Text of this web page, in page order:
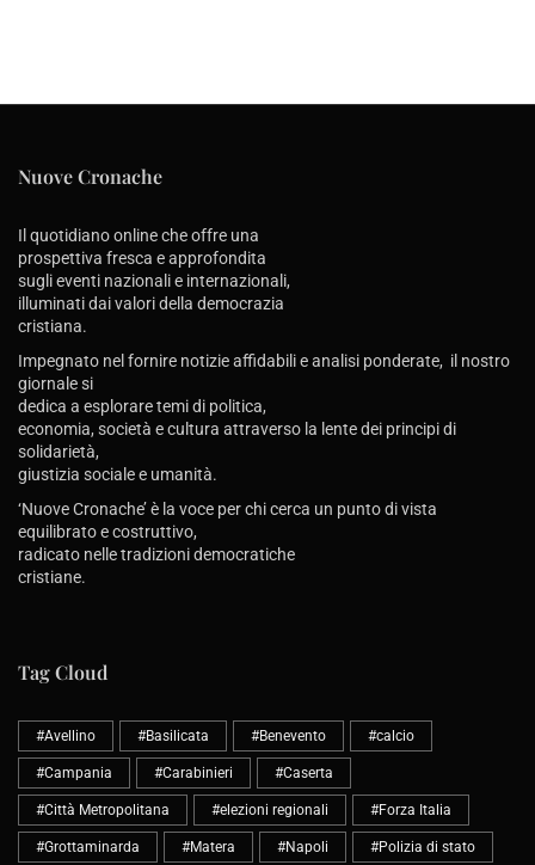
Nuove Cronache
Il quotidiano online che offre una
prospettiva fresca e approfondita
sugli eventi nazionali e internazionali,
illuminati dai valori della democrazia
cristiana.
Impegnato nel fornire notizie affidabili e analisi ponderate, il nostro
giornale si
dedica a esplorare temi di politica,
economia, società e cultura attraverso la lente dei principi di
solidarietà,
giustizia sociale e umanità.
‘Nuove Cronache’ è la voce per chi cerca un punto di vista
equilibrato e costruttivo,
radicato nelle tradizioni democratiche
cristiane.
Tag Cloud
#Avellino #Basilicata #Benevento #calcio
#Campania #Carabinieri #Caserta
#Città Metropolitana #elezioni regionali #Forza Italia
#Grottaminarda #Matera #Napoli #Polizia di stato